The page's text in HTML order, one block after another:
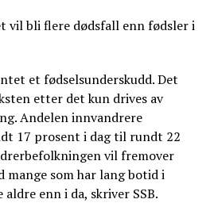
vil bli flere dødsfall enn fødsler i
et fødselsunderskudd. Det
etter det kun drives av
Andelen innvandrere
17 prosent i dag til rundt 22
vil fremover
som har lang botid i
enn i da, skriver SSB.